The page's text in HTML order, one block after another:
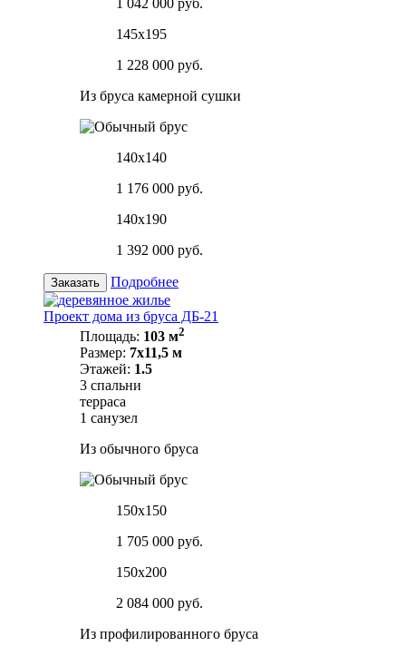
145х195
1 228 000 руб.
Из бруса камерной сушки
140х140
1 176 000 руб.
140х190
1 392 000 руб.
Заказать Подробнее
Проект дома из бруса ДБ-21
Площадь: 103 м2
Размер: 7х11,5 м
Этажей: 1.5
3 спальни
терраса
1 санузел
Из обычного бруса
150х150
1 705 000 руб.
150х200
2 084 000 руб.
Из профилированного бруса